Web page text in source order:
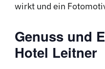
wirkt und ein
Genuss und
Hotel Leitner